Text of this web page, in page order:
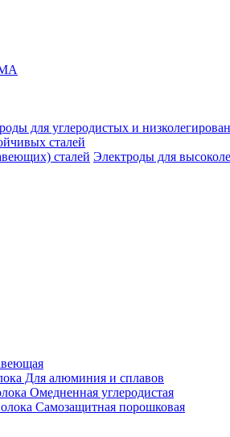
для углеродистых и
сталей
Электроды для
Для алюминия и сплавов
Омедненная углеродистая
Самозащитная порошковая